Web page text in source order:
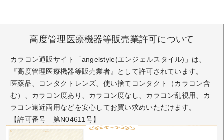
UVカット/う
るおい
UVカット効果(UV-A：75%UV-B：95%
カット)
うるおい成分配合(MPCポリマー)
含水率 55.0％
高度管理医療機器等販売業許可について
カラコン通販サイト「angelstyle(エンジェルスタイル)」は、
『高度管理医療機器等販売業者』として許可されています。
医薬品、コンタクトレンズ、使い捨てコンタクト（カラコン含
む）、カラコン度あり、カラコン度なし、カラコン乱視用、カ
ラコン遠近両用などを安心してお買い求めいただけます。
【許可番号 第N04611号】